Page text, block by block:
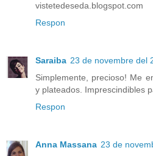
vistetedeseda.blogspot.com
Respon
Saraiba 23 de novembre del
Simplemente, precioso! Me
y plateados. Imprescindibles
Respon
Anna Massana 23 de